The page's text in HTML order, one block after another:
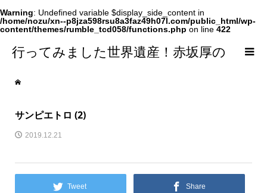
Warning: Undefined variable $display_side_content in
/home/nozu/xn--p8jza598rsu8a3faz49h07l.com/public_html/wp-
content/themes/rumble_tcd058/functions.php on line 422
行ってみました世界遺産！赤坂厚の
world Heritage
サンピエトロ (2)
2019.12.21
Tweet Share